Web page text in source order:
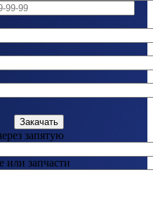
Закачать
запятую
или запчасти